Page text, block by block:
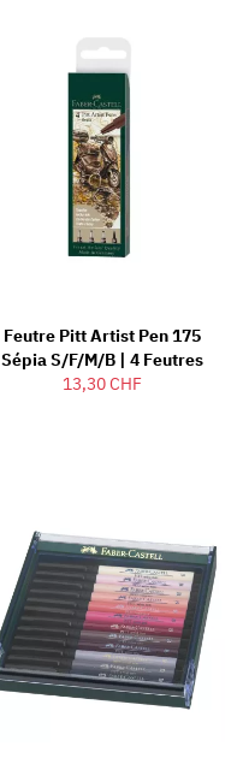
Feutre Pitt Artist Pen 175
Sépia S/F/M/B | 4 Feutres
13,30 CHF